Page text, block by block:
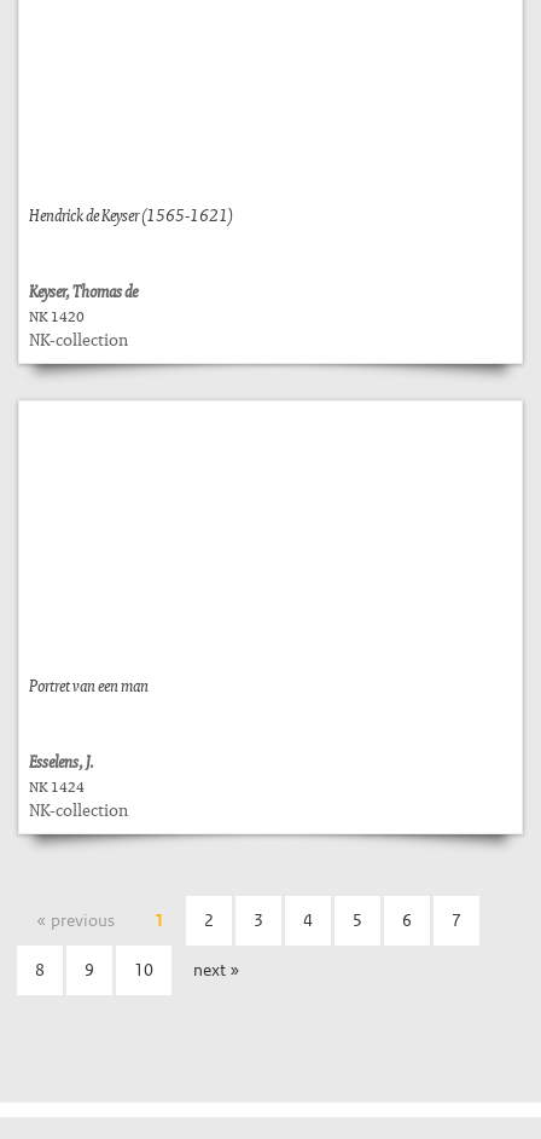
Hendrick de Keyser (1565-1621)
Keyser, Thomas de
NK 1420
NK-collection
Portret van een man
Esselens, J.
NK 1424
NK-collection
« previous 1 2 3 4 5 6 7
8 9 10 next »